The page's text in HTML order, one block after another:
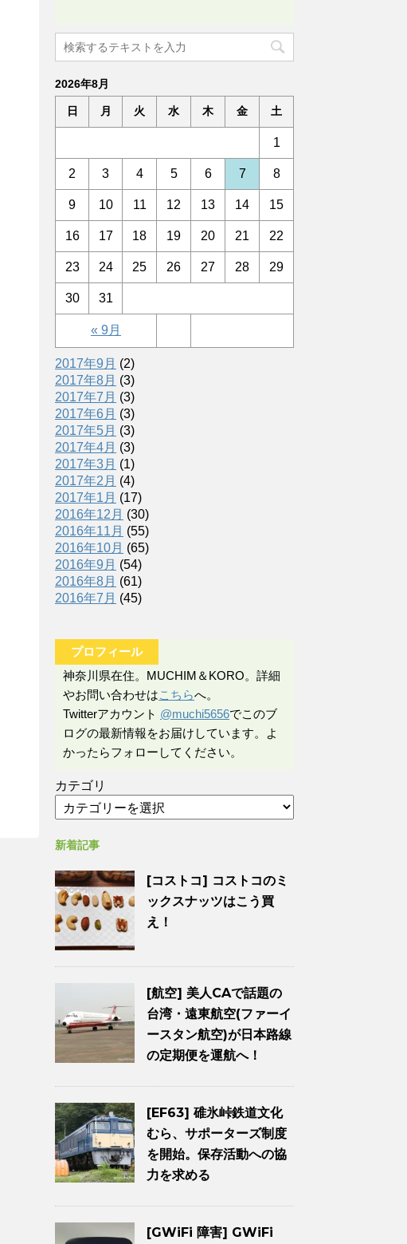
2026年8月
日 月 火 水 木 金 土
« 9月
1
2 3 4 5 6 7 8
9 10 11 12 13 14 15
16 17 18 19 20 21 22
23 24 25 26 27 28 29
30 31
2017年9月 (2)
2017年8月 (3)
2017年7月 (3)
2017年6月 (3)
2017年5月 (3)
2017年4月 (3)
2017年3月 (1)
2017年2月 (4)
2017年1月 (17)
2016年12月 (30)
2016年11月 (55)
2016年10月 (65)
2016年9月 (54)
2016年8月 (61)
2016年7月 (45)
プロフィール
神奈川県在住。MUCHIM＆KORO。詳細
やお問い合わせはこちらへ。
Twitterアカウント @muchi5656でこのブ
ログの最新情報をお届けしています。よ
かったらフォローしてください。
カテゴリ
新着記事
[コストコ] コストコのミ
ックスナッツはこう買
え！
[航空] 美人CAで話題の
台湾・遠東航空(ファーイ
ースタン航空)が日本路線
の定期便を運航へ！
[EF63] 碓氷峠鉄道文化
むら、サポーターズ制度
を開始。保存活動への協
力を求める
[GWiFi 障害] GWiFi